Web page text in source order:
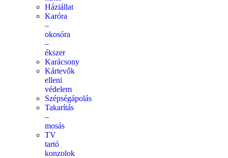
Háziállat
Karóra
–
okosóra
–
ékszer
Karácsony
Kártevők
elleni
védelem
Szépségápolás
Takarítás
–
mosás
TV
tartó
konzolok